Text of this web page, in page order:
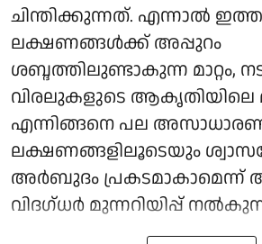
ചിന്തിക്കുന്നത്. എന്നാൽ
ലക്ഷണങ്ങൾക്ക് അപ്പുറം
ശബ്ദത്തിലുണ്ടാകുന്ന മാറ്റം,
വിരലുകളുടെ ആകൃതിയിലെ
എന്നിങ്ങനെ പല
ലക്ഷണങ്ങളിലൂടെയും
അർബുദം പ്രകടമാകാമെന്ന്
വിദഗ്ധർ മുന്നറിയിപ്പ്